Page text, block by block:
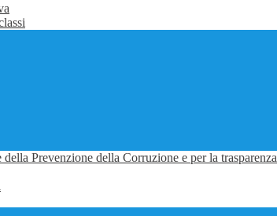
della Prevenzione della Corruzione e per la trasparenza